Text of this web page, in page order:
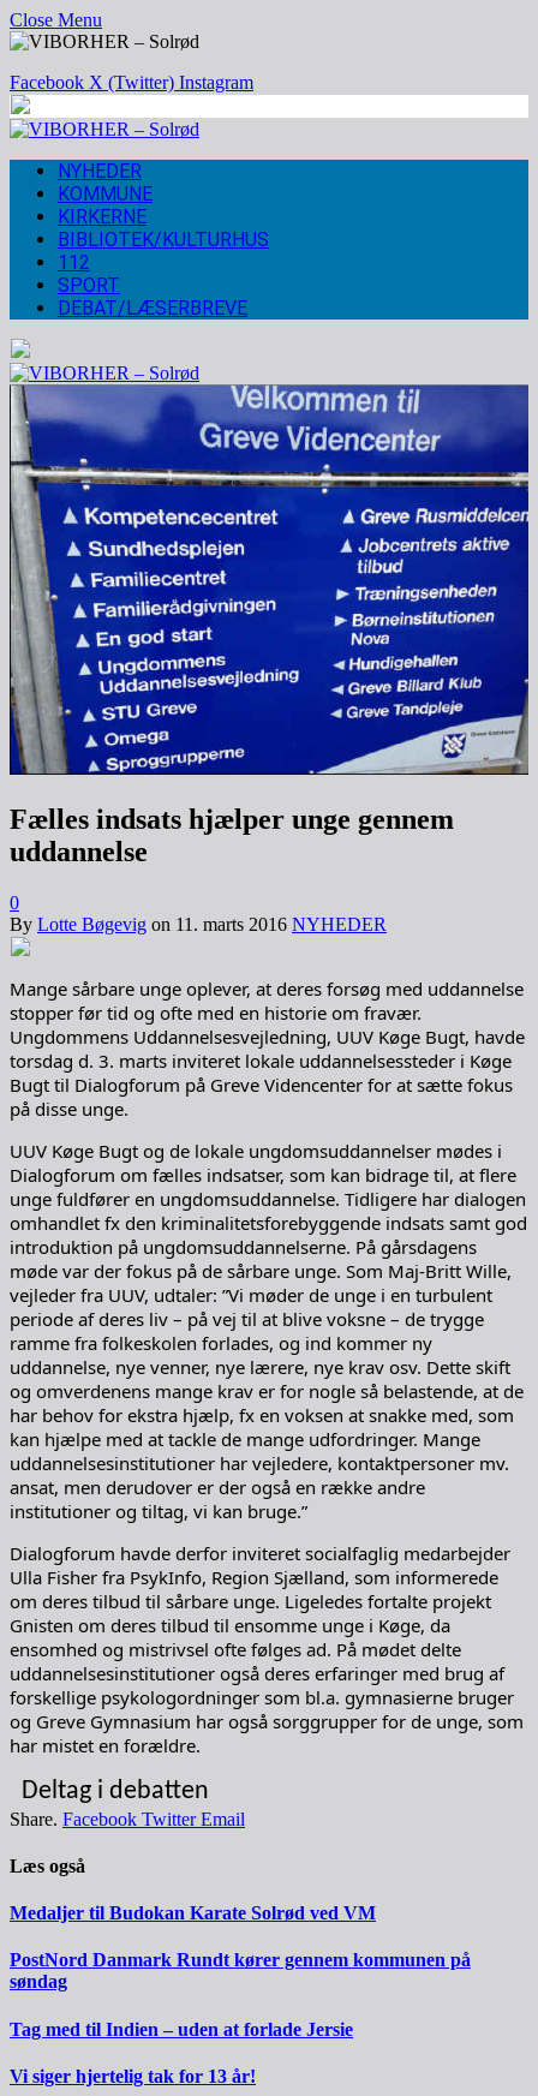
Close Menu
Facebook X (Twitter) Instagram
NYHEDER
KOMMUNE
KIRKERNE
BIBLIOTEK/KULTURHUS
112
SPORT
DEBAT/LÆSERBREVE
Fælles indsats hjælper unge gennem
uddannelse
0
By Lotte Bøgevig on 11. marts 2016 NYHEDER
Mange sårbare unge oplever, at deres forsøg med uddannelse
stopper før tid og ofte med en historie om fravær.
Ungdommens Uddannelsesvejledning, UUV Køge Bugt, havde
torsdag d. 3. marts inviteret lokale uddannelsessteder i Køge
Bugt til Dialogforum på Greve Videncenter for at sætte fokus
på disse unge.
UUV Køge Bugt og de lokale ungdomsuddannelser mødes i
Dialogforum om fælles indsatser, som kan bidrage til, at flere
unge fuldfører en ungdomsuddannelse. Tidligere har dialogen
omhandlet fx den kriminalitetsforebyggende indsats samt god
introduktion på ungdomsuddannelserne. På gårsdagens
møde var der fokus på de sårbare unge. Som Maj-Britt Wille,
vejleder fra UUV, udtaler: ”Vi møder de unge i en turbulent
periode af deres liv – på vej til at blive voksne – de trygge
ramme fra folkeskolen forlades, og ind kommer ny
uddannelse, nye venner, nye lærere, nye krav osv. Dette skift
og omverdenens mange krav er for nogle så belastende, at de
har behov for ekstra hjælp, fx en voksen at snakke med, som
kan hjælpe med at tackle de mange udfordringer. Mange
uddannelsesinstitutioner har vejledere, kontaktpersoner mv.
ansat, men derudover er der også en række andre
institutioner og tiltag, vi kan bruge.”
Dialogforum havde derfor inviteret socialfaglig medarbejder
Ulla Fisher fra PsykInfo, Region Sjælland, som informerede
om deres tilbud til sårbare unge. Ligeledes fortalte projekt
Gnisten om deres tilbud til ensomme unge i Køge, da
ensomhed og mistrivsel ofte følges ad. På mødet delte
uddannelsesinstitutioner også deres erfaringer med brug af
forskellige psykologordninger som bl.a. gymnasierne bruger
og Greve Gymnasium har også sorggrupper for de unge, som
har mistet en forældre.
Deltag i debatten
Share. Facebook Twitter Email
Læs også
Medaljer til Budokan Karate Solrød ved VM
PostNord Danmark Rundt kører gennem kommunen på
søndag
Tag med til Indien – uden at forlade Jersie
Vi siger hjertelig tak for 13 år!